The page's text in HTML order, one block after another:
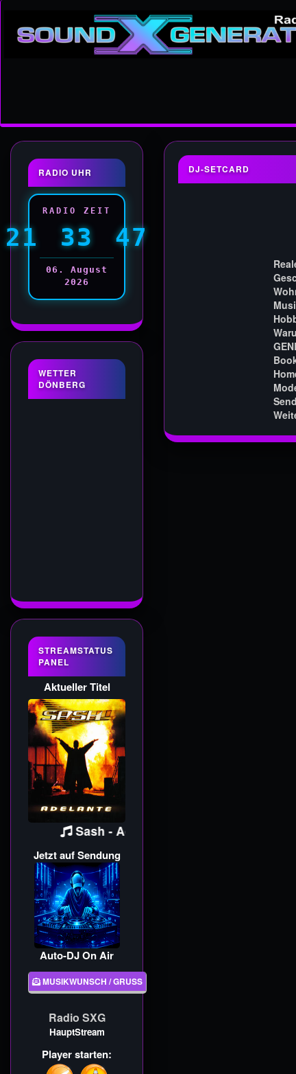
RADIO UHR
RADIO ZEIT
21 33 48
06. August
2026
WETTER
DÖNBERG
STREAMSTATUS
PANEL
Aktueller Titel
Sash - Adelante (Original 12)
Jetzt auf Sendung
Auto-DJ On Air
MUSIKWUNSCH / GRUSS
Radio SXG
HauptStream
Player starten:
DJ-SETCARD